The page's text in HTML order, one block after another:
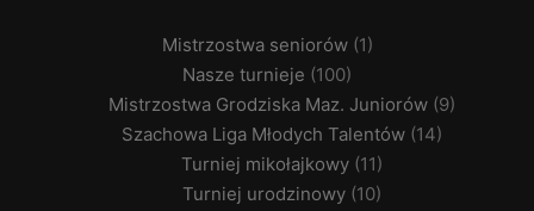
Mistrzostwa seniorów(1)
Nasze turnieje (100)
Mistrzostwa Grodziska Maz. Juniorów (9)
Szachowa Liga Młodych Talentów (14)
Turniej mikołajkowy (11)
Turniej urodzinowy (10)